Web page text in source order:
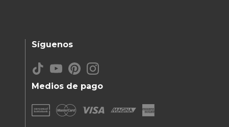
Medios de pago
Síguenos